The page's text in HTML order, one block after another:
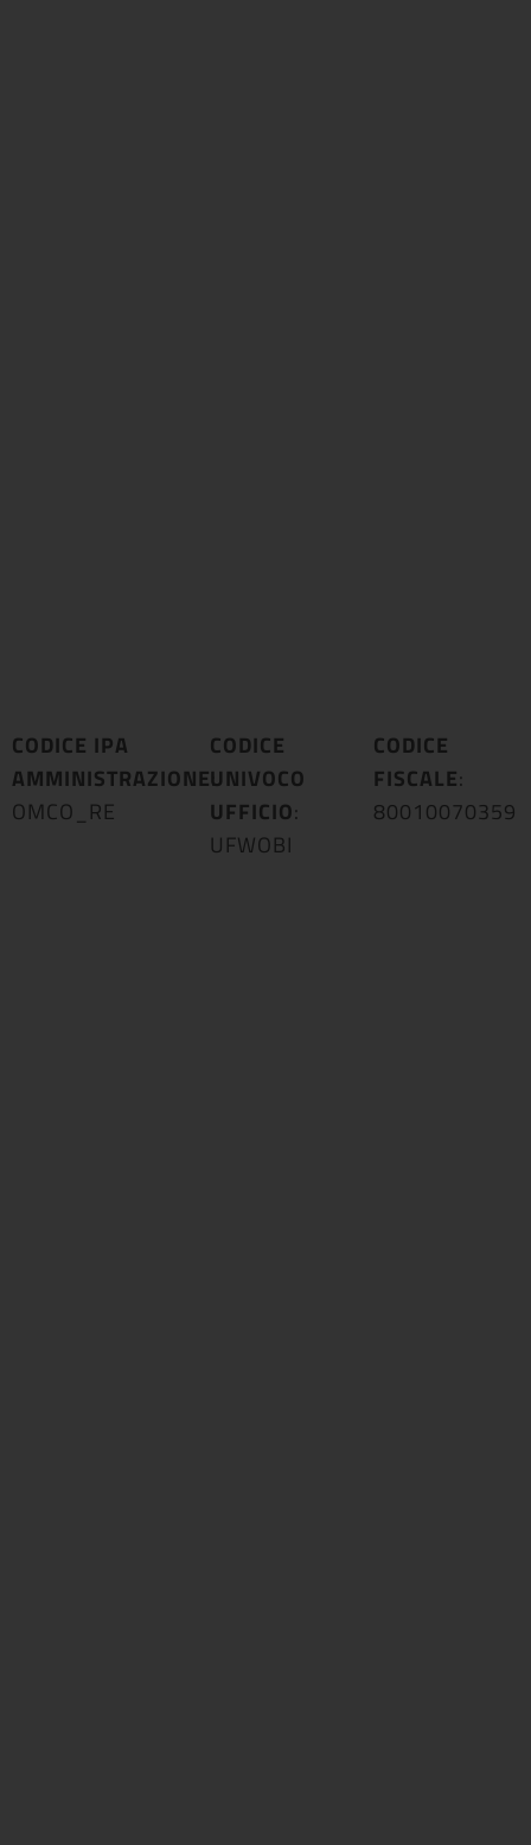
CODICE IPA
AMMINISTRAZIONE:
OMCO_RE
CODICE
UNIVOCO
UFFICIO:
UFWOBI
CODICE
FISCALE:
80010070359